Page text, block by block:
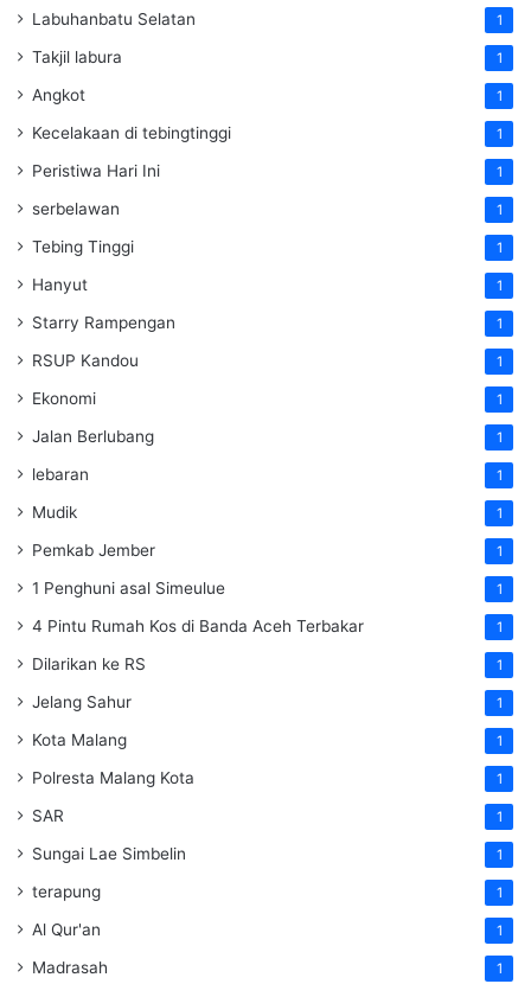
Labuhanbatu Selatan 1
Takjil labura 1
Angkot 1
Kecelakaan di tebingtinggi 1
Peristiwa Hari Ini 1
serbelawan 1
Tebing Tinggi 1
Hanyut 1
Starry Rampengan 1
RSUP Kandou 1
Ekonomi 1
Jalan Berlubang 1
lebaran 1
Mudik 1
Pemkab Jember 1
1 Penghuni asal Simeulue 1
4 Pintu Rumah Kos di Banda Aceh Terbakar 1
Dilarikan ke RS 1
Jelang Sahur 1
Kota Malang 1
Polresta Malang Kota 1
SAR 1
Sungai Lae Simbelin 1
terapung 1
Al Qur'an 1
Madrasah 1